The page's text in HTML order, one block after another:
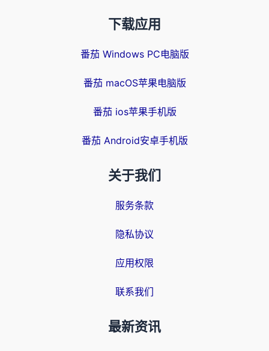
下载应用
番茄 Windows PC电脑版
番茄 macOS苹果电脑版
番茄 ios苹果手机版
番茄 Android安卓手机版
关于我们
服务条款
隐私协议
应用权限
联系我们
最新资讯